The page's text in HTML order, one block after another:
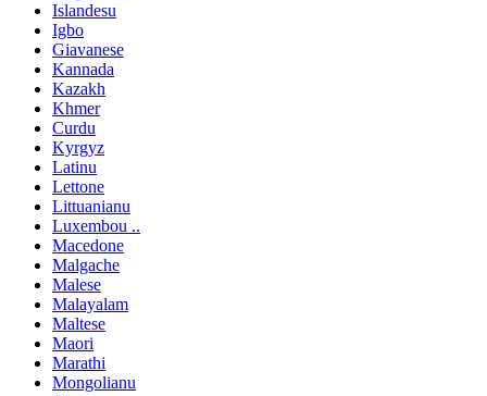
Islandesu
Igbo
Giavanese
Kannada
Kazakh
Khmer
Curdu
Kyrgyz
Latinu
Lettone
Littuanianu
Luxembou ..
Macedone
Malgache
Malese
Malayalam
Maltese
Maori
Marathi
Mongolianu